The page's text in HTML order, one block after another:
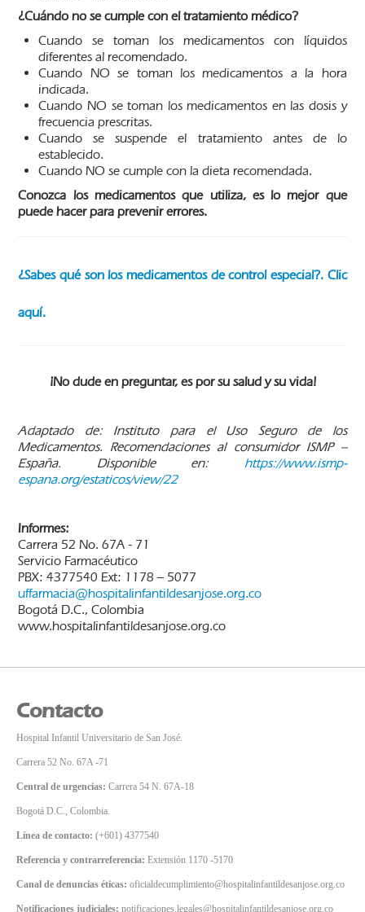
¿Cuándo no se cumple con el tratamiento médico?
Cuando se toman los medicamentos con líquidos
diferentes al recomendado.
Cuando NO se toman los medicamentos a la hora
indicada.
Cuando NO se toman los medicamentos en las dosis y
frecuencia prescritas.
Cuando se suspende el tratamiento antes de lo
establecido.
Cuando NO se cumple con la dieta recomendada.
Conozca los medicamentos que utiliza, es lo mejor que
puede hacer para prevenir errores.
¿Sabes qué son los medicamentos de control especial?. Clic
aquí.
¡No dude en preguntar, es por su salud y su vida!
Adaptado de: Instituto para el Uso Seguro de los
Medicamentos. Recomendaciones al consumidor ISMP –
España. Disponible en: https://www.ismp-
espana.org/estaticos/view/22
Informes:
Carrera 52 No. 67A - 71
Servicio Farmacéutico
PBX: 4377540 Ext: 1178 – 5077
uffarmacia@hospitalinfantildesanjose.org.co
Bogotá D.C., Colombia
www.hospitalinfantildesanjose.org.co
Contacto
Hospital Infantil Universitario de San José.
Carrera 52 No. 67A -71
Central de urgencias: Carrera 54 N. 67A-18
Bogotá D.C., Colombia.
Línea de contacto: (+601) 4377540
Referencia y contrarreferencia: Extensión 1170 -5170
Canal de denuncias éticas: oficialdecumplimiento@hospitalinfantildesanjose.org.co
Notificaciones judiciales: notificaciones.legales@hospitalinfantildesanjose.org.co